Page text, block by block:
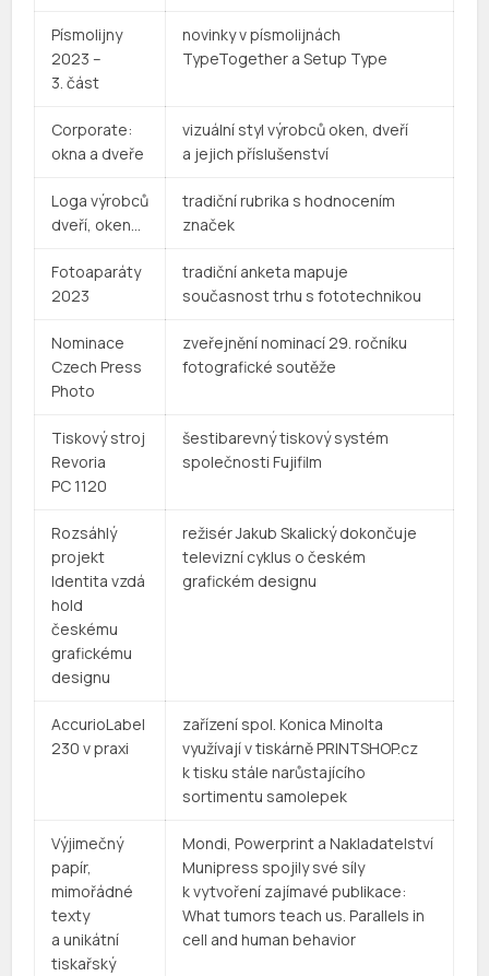
Písmolijny
2023 –
3. část
novinky v písmolijnách
TypeTogether a Setup Type
Corporate:
okna a dveře
vizuální styl výrobců oken, dveří
a jejich příslušenství
Loga výrobců
dveří, oken…
tradiční rubrika s hodnocením
značek
Fotoaparáty
2023
tradiční anketa mapuje
současnost trhu s fototechnikou
Nominace
Czech Press
Photo
zveřejnění nominací 29. ročníku
fotografické soutěže
Tiskový stroj
Revoria
PC 1120
šestibarevný tiskový systém
společnosti Fujifilm
Rozsáhlý
projekt
Identita vzdá
hold
českému
grafickému
designu
režisér Jakub Skalický dokončuje
televizní cyklus o českém
grafickém designu
AccurioLabel
230 v praxi
zařízení spol. Konica Minolta
využívají v tiskárně PRINTSHOP.cz
k tisku stále narůstajícího
sortimentu samolepek
Výjimečný
papír,
mimořádné
texty
a unikátní
tiskařský
Mondi, Powerprint a Nakladatelství
Munipress spojily své síly
k vytvoření zajímavé publikace:
What tumors teach us. Parallels in
cell and human behavior